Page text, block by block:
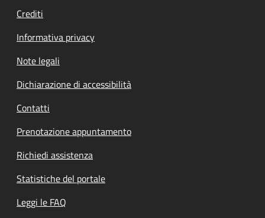
Crediti
Informativa privacy
Note legali
Dichiarazione di accessibilità
Contatti
Prenotazione appuntamento
Richiedi assistenza
Statistiche del portale
Leggi le FAQ